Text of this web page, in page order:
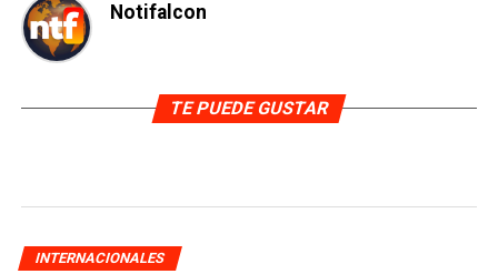
Notifalcon
TE PUEDE GUSTAR
INTERNACIONALES